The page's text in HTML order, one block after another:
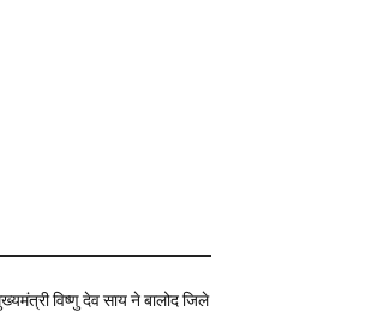
विष्णु देव साय ने बालोद जिले